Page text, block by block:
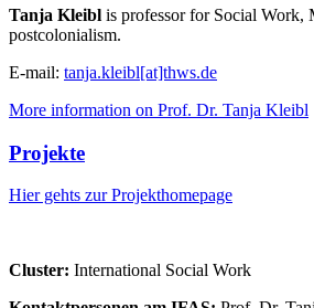
Tanja Kleibl is professor for Social Work,
postcolonialism.
E-mail: tanja.kleibl[at]thws.de
More information on Prof. Dr. Tanja Kleibl
Projekte
Hier gehts zur Projekthomepage
Cluster: International Social Work